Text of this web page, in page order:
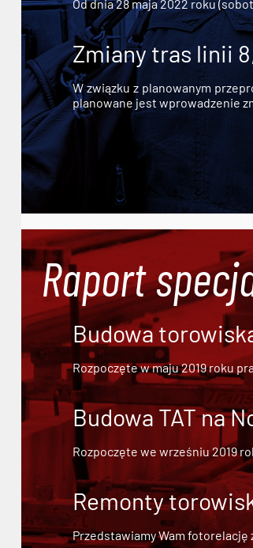
Od dnia 28 maja 2022 roku
Zmiany tras linii 8,
W związku z planowanym
planowane jest wprowadzenie
Raport
Budowa
Rozpoczęte w maju 2019 roku
Budowa TAT na
Rozpoczęte we wrześniu 2019
Remonty
Przedstawiamy Wam fotorelację